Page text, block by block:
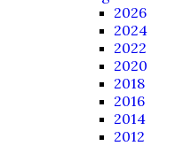
2026
2024
2022
2020
2018
2016
2014
2012